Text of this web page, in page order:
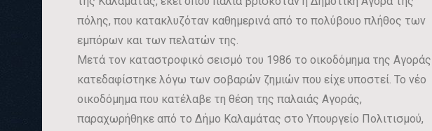
πόλης, που κατακλυζόταν καθημερινά από το πολύβουο πλήθος των
εμπόρων και των πελατών της.
Μετά τον καταστροφικό σεισμό του 1986 το οικοδόμημα της Αγοράς
κατεδαφίστηκε λόγω των σοβαρών ζημιών που είχε υποστεί. Το νέο
οικοδόμημα που κατέλαβε τη θέση της παλαιάς Αγοράς,
παραχωρήθηκε από το Δήμο Καλαμάτας στο Υπουργείο Πολιτισμού,